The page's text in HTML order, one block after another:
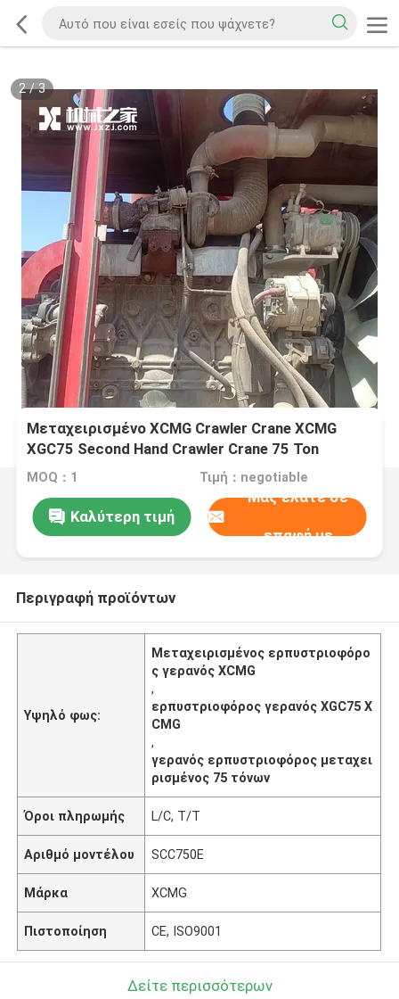
2/3
Μεταχειρισμένο XCMG Crawler Crane XCMG
XGC75 Second Hand Crawler Crane 75 Ton
MOQ：1 Τιμή：negotiable
Καλύτερη τιμή
Μας ελάτε σε
επαφή με
Περιγραφή προϊόντων
Υψηλό φως:
Μεταχειρισμένος ερπυστριοφόρο
ς γερανός XCMG
,
ερπυστριοφόρος γερανός XGC75 X
CMG
,
γερανός ερπυστριοφόρος μεταχει
ρισμένος 75 τόνων
Όροι πληρωμής L/C, T/T
Αριθμό μοντέλου SCC750E
Μάρκα XCMG
Πιστοποίηση CE, ISO9001
Δείτε περισσότερων